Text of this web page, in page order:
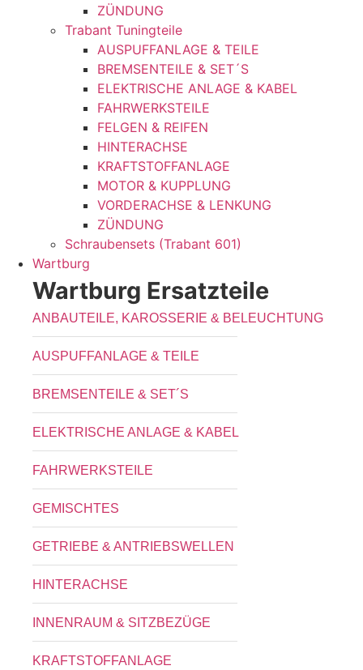
ZÜNDUNG
Trabant Tuningteile
AUSPUFFANLAGE & TEILE
BREMSENTEILE & SET´S
ELEKTRISCHE ANLAGE & KABEL
FAHRWERKSTEILE
FELGEN & REIFEN
HINTERACHSE
KRAFTSTOFFANLAGE
MOTOR & KUPPLUNG
VORDERACHSE & LENKUNG
ZÜNDUNG
Schraubensets (Trabant 601)
Wartburg
Wartburg Ersatzteile
ANBAUTEILE, KAROSSERIE & BELEUCHTUNG
AUSPUFFANLAGE & TEILE
BREMSENTEILE & SET´S
ELEKTRISCHE ANLAGE & KABEL
FAHRWERKSTEILE
GEMISCHTES
GETRIEBE & ANTRIEBSWELLEN
HINTERACHSE
INNENRAUM & SITZBEZÜGE
KRAFTSTOFFANLAGE